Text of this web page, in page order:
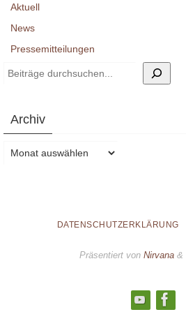
Aktuell
News
Pressemitteilungen
Suchen
Archiv
Archiv
DATENSCHUTZERKLÄRUNG
Präsentiert von Nirvana&